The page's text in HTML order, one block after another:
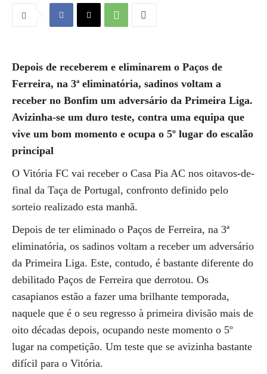
Depois de receberem e eliminarem o Paços de
Ferreira, na 3ª eliminatória, sadinos voltam a
receber no Bonfim um adversário da Primeira Liga.
Avizinha-se um duro teste, contra uma equipa que
vive um bom momento e ocupa o 5º lugar do escalão
principal
O Vitória FC vai receber o Casa Pia AC nos oitavos-de-
final da Taça de Portugal, confronto definido pelo
sorteio realizado esta manhã.
Depois de ter eliminado o Paços de Ferreira, na 3ª
eliminatória, os sadinos voltam a receber um adversário
da Primeira Liga. Este, contudo, é bastante diferente do
debilitado Paços de Ferreira que derrotou. Os
casapianos estão a fazer uma brilhante temporada,
naquele que é o seu regresso à primeira divisão mais de
oito décadas depois, ocupando neste momento o 5º
lugar na competição. Um teste que se avizinha bastante
difícil para o Vitória.